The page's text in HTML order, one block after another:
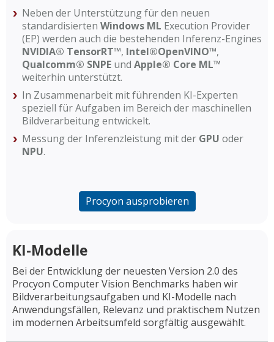
Neben der Unterstützung für den neuen
standardisierten Windows ML Execution Provider
(EP) werden auch die bestehenden Inferenz-Engines
NVIDIA® TensorRT™, Intel®OpenVINO™,
Qualcomm® SNPE und Apple® Core ML™
weiterhin unterstützt.
In Zusammenarbeit mit führenden KI-Experten
speziell für Aufgaben im Bereich der maschinellen
Bildverarbeitung entwickelt.
Messung der Inferenzleistung mit der GPU oder
NPU.
Procyon ausprobieren
KI-Modelle
Bei der Entwicklung der neuesten Version 2.0 des
Procyon Computer Vision Benchmarks haben wir
Bildverarbeitungsaufgaben und KI-Modelle nach
Anwendungsfällen, Relevanz und praktischem Nutzen
im modernen Arbeitsumfeld sorgfältig ausgewählt.